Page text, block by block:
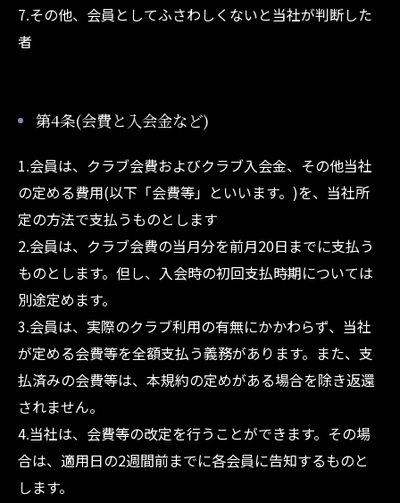
7.その他、会員としてふさわしくないと当社が判断した
者
第4条(会費と入会金など)
1.会員は、クラブ会費およびクラブ入会金、その他当社
の定める費用(以下「会費等」といいます。)を、当社所
定の方法で支払うものとします
2.会員は、クラブ会費の当月分を前月20日までに支払う
ものとします。但し、入会時の初回支払時期については
別途定めます。
3.会員は、実際のクラブ利用の有無にかかわらず、当社
が定める会費等を全額支払う義務があります。また、支
払済みの会費等は、本規約の定めがある場合を除き返還
されません。
4.当社は、会費等の改定を行うことができます。その場
合は、適用日の2週間前までに各会員に告知するものと
します。